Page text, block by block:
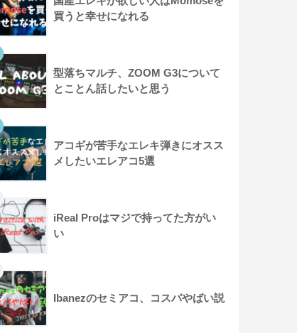
買うと幸せになれる
型落ちマルチ、ZOOM G3について
とことん話したいと思う
アコギが苦手なエレキ弾きにオスス
メしたいエレアコ5選
iReal Proはマジで持ってた方がい
い
Ibanezのセミアコ、コスパやばい説